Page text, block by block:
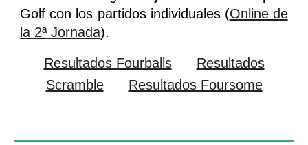
Golf con los partidos individuales (Online de
la 2ª Jornada).
Resultados Fourballs
Resultados
Scramble
Resultados Foursome